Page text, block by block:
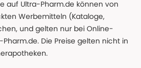
auf Ultra-Pharm.de können von
Werbemitteln (Kataloge,
und gelten nur bei Online-
Die Preise gelten nicht in